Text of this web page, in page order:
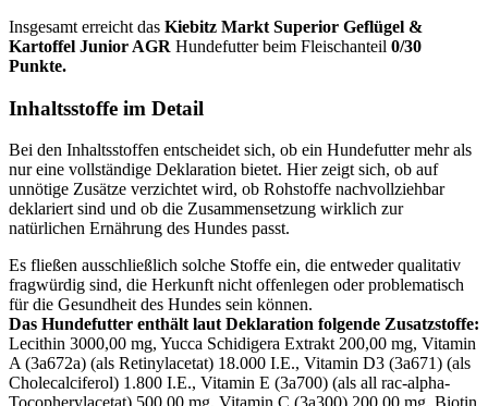
Insgesamt erreicht das Kiebitz Markt Superior Geflügel &
Kartoffel Junior AGR Hundefutter beim Fleischanteil 0/30
Punkte.
Inhaltsstoffe im Detail
Bei den Inhaltsstoffen entscheidet sich, ob ein Hundefutter mehr als
nur eine vollständige Deklaration bietet. Hier zeigt sich, ob auf
unnötige Zusätze verzichtet wird, ob Rohstoffe nachvollziehbar
deklariert sind und ob die Zusammensetzung wirklich zur
natürlichen Ernährung des Hundes passt.
Es fließen ausschließlich solche Stoffe ein, die entweder qualitativ
fragwürdig sind, die Herkunft nicht offenlegen oder problematisch
für die Gesundheit des Hundes sein können.
Das Hundefutter enthält laut Deklaration folgende Zusatzstoffe:
Lecithin 3000,00 mg, Yucca Schidigera Extrakt 200,00 mg, Vitamin
A (3a672a) (als Retinylacetat) 18.000 I.E., Vitamin D3 (3a671) (als
Cholecalciferol) 1.800 I.E., Vitamin E (3a700) (als all rac-alpha-